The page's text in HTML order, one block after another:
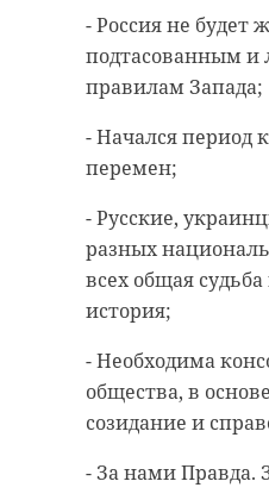
- Россия не будет
подтасованным
правилам Запада;
- Начался период
перемен;
- Русские,
разных
всех общая
история;
- Необходима
общества, в
созидание и
- За нами Правда.
познакомил
посетителей с
особе ...
13 января 2022, 11:26
речь
войдёт в
мы войдем
каждый из
себе
могу
победы
Время
мужества
предков
Достойны